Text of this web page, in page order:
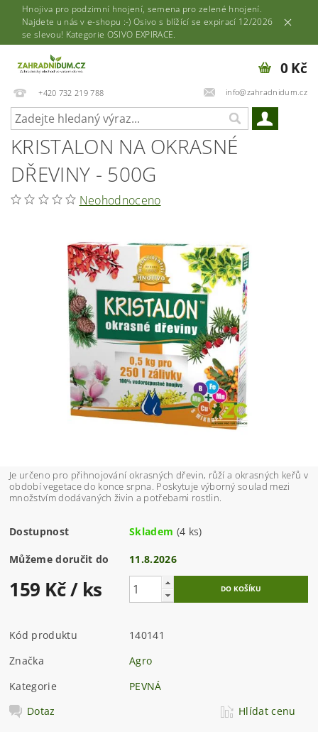
Hnojiva pro podzimní hnojení, semena pro zelené hnojení.
Najdete u nás v e-shopu :-) Osivo s blížící se expirací 12/2026
se slevou! Kategorie OSIVO EXPIRACE.
+420 732 219 788 info@zahradnidum.cz
0 Kč
KRISTALON NA OKRASNÉ
DŘEVINY - 500G
Neohodnoceno
Je určeno pro přihnojování okrasných dřevin, růží a okrasných keřů v
období vegetace do konce srpna. Poskytuje výborný soulad mezi
množstvím dodávaných živin a potřebami rostlin.
Dostupnost Skladem (4 ks)
Můžeme doručit do 11.8.2026
159 Kč/ ks
Kód produktu
140141
Značka
Agro
Kategorie
PEVNÁ
Dotaz
Hlídat cenu